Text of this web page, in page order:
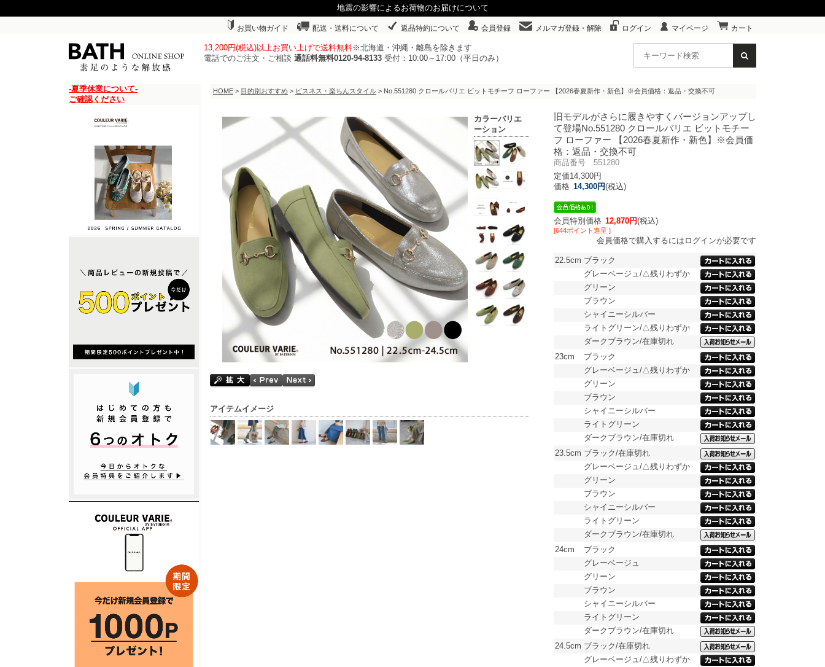
地震の影響によるお荷物のお届けについて
お買い物ガイド 配送・送料について 返品特約について 会員登録 メルマガ登録・解除 ログイン マイページ カート
13,200円(税込)以上お買い上げで送料無料※北海道・沖縄・離島を除きます
電話でのご注文・ご相談 通話料無料0120-94-8133 受付：10:00～17:00（平日のみ）
-夏季休業について-
ご確認ください
HOME > 目的別おすすめ > ビスネス・楽ちんスタイル > No.551280 クロールバリエ ビットモチーフ ローファー 【2026春夏新作・新色】※会員価格：返品・交換不可
旧モデルがさらに履きやすくバージョンアップし
て登場No.551280 クロールバリエ ビットモチー
フ ローファー 【2026春夏新作・新色】※会員価
格：返品・交換不可
商品番号 551280
定価14,300円
価格 14,300円(税込)
会員特別価格 12,870円(税込)
[644ポイント進呈 ]
会員価格で購入するにはログインが必要です
22.5cm ブラック
グレーベージュ/△残りわずか
グリーン
ブラウン
シャイニーシルバー
ライトグリーン/△残りわずか
ダークブラウン/在庫切れ
23cm
ブラック
グレーベージュ/△残りわずか
グリーン
ブラウン
シャイニーシルバー
ライトグリーン
ダークブラウン/在庫切れ
23.5cm ブラック/在庫切れ
グレーベージュ/△残りわずか
グリーン
ブラウン
シャイニーシルバー
ライトグリーン
ダークブラウン/在庫切れ
24cm
ブラック
グレーベージュ
グリーン
ブラウン
シャイニーシルバー
ライトグリーン
ダークブラウン/在庫切れ
24.5cm ブラック/在庫切れ
グレーベージュ/△残りわずか
カラーバリエ
ーション
アイテムイメージ